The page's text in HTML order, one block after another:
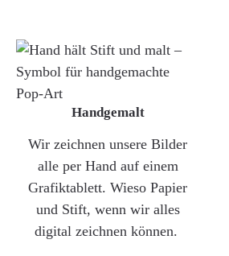
Handgemalt
Wir zeichnen unsere Bilder
alle per Hand auf einem
Grafiktablett. Wieso Papier
und Stift, wenn wir alles
digital zeichnen können.